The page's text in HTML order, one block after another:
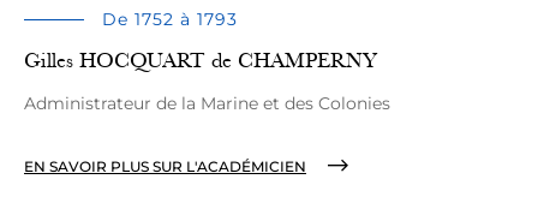
De 1752 à 1793
Gilles HOCQUART de CHAMPERNY
Administrateur de la Marine et des Colonies
EN SAVOIR PLUS SUR L'ACADÉMICIEN